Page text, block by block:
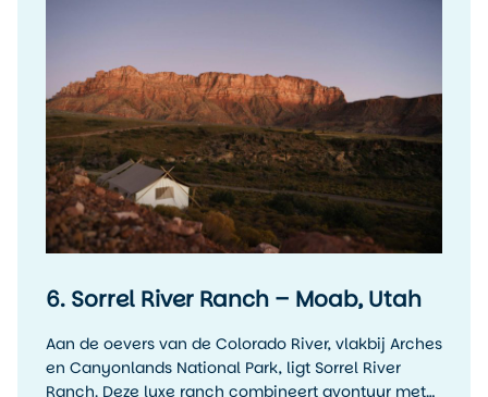
Amerika compleet met deze unieke ervaring.
6. Sorrel River Ranch – Moab, Utah
Aan de oevers van de Colorado River, vlakbij Arches
en Canyonlands National Park, ligt Sorrel River
Ranch. Deze luxe ranch combineert avontuur met